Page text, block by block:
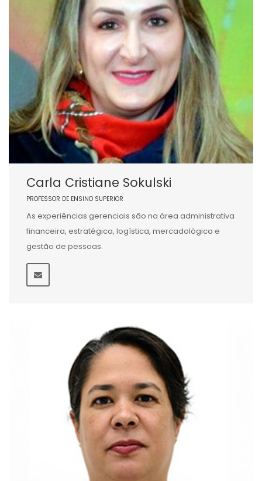
Carla Cristiane Sokulski
PROFESSOR DE ENSINO SUPERIOR
As experiências gerenciais são na área administrativa
financeira, estratégica, logística, mercadológica e
gestão de pessoas.